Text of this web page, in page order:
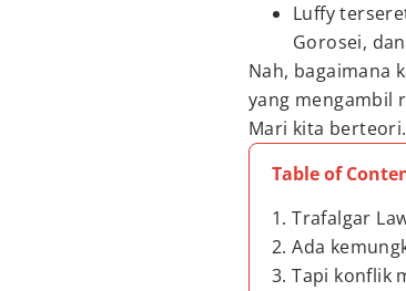
Luffy
Gorosei,
Nah, bagaimana
yang mengambil
Mari kita berteori.
Table of
1. Trafalgar
2. Ada
3. Tapi konflik